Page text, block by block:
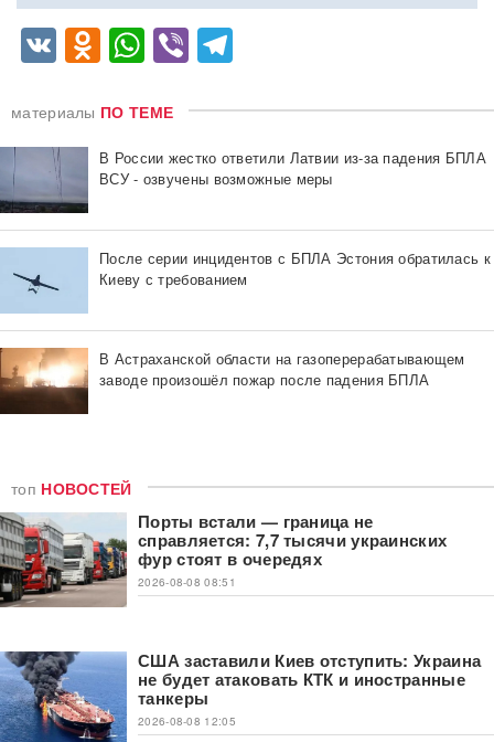
VKOdnoklassniki
WhatsApp
Viber
материалы ПО ТЕМЕ
В России жестко ответили Латвии из-за падения БПЛА
ВСУ - озвучены возможные меры
После серии инцидентов с БПЛА Эстония обратилась к
Киеву с требованием
В Астраханской области на газоперерабатывающем
заводе произошёл пожар после падения БПЛА
топ НОВОСТЕЙ
Порты встали — граница не
справляется: 7,7 тысячи украинских
фур стоят в очередях
2026-08-08 08:51
США заставили Киев отступить: Украина
не будет атаковать КТК и иностранные
танкеры
2026-08-08 12:05